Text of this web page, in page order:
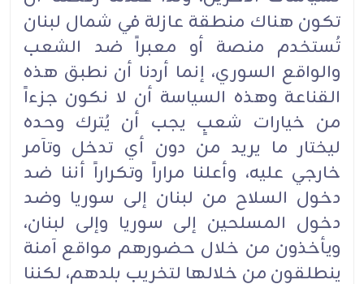
تكون هناك منطقة عازلة في شمال لبنان
تُستخدم منصة أو معبراً ضد الشعب
والواقع السوري، إنما أردنا أن نطبق هذه
القناعة وهذه السياسة أن لا نكون جزءاً
من خيارات شعبٍ يجب أن يُترك وحده
ليختار ما يريد من دون أي تدخل وتآمر
خارجي عليه، وأعلنا مراراً وتكراراً أننا ضد
دخول السلاح من لبنان إلى سوريا وضد
دخول المسلحين إلى سوريا وإلى لبنان،
ويأخذون من خلال حضورهم مواقع آمنة
ينطلقون من خلالها لتخريب بلدهم، لكننا